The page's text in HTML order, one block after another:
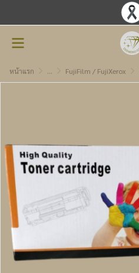
หน้าแรก ... FujiFilm / FujiXerox